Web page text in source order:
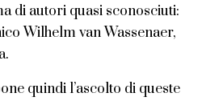
di autori quasi sconosciuti:
Wilhelm van Wassenaer,
quindi l’ascolto di queste